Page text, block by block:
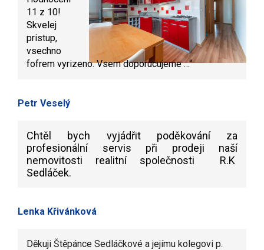
11 z 10!
Skvelej
pristup,
vsechno
fofrem vyrizeno. Vsem doporucujeme …“
Petr Veselý
Chtěl bych vyjádřit poděkování za
profesionální servis při prodeji naší
nemovitosti realitní společnosti R.K
Sedláček.
Lenka Křivánková
Děkuji Štěpánce Sedláčkové a jejímu kolegovi p.